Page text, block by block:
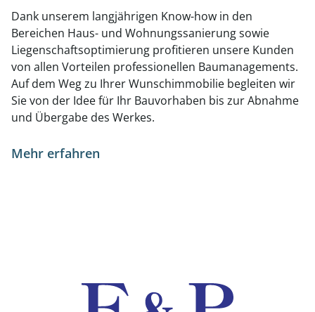
Dank unserem langjährigen Know-how in den
Bereichen Haus- und Wohnungssanierung sowie
Liegenschaftsoptimierung profitieren unsere Kunden
von allen Vorteilen professionellen Baumanagements.
Auf dem Weg zu Ihrer Wunschimmobilie begleiten wir
Sie von der Idee für Ihr Bauvorhaben bis zur Abnahme
und Übergabe des Werkes.
Mehr erfahren